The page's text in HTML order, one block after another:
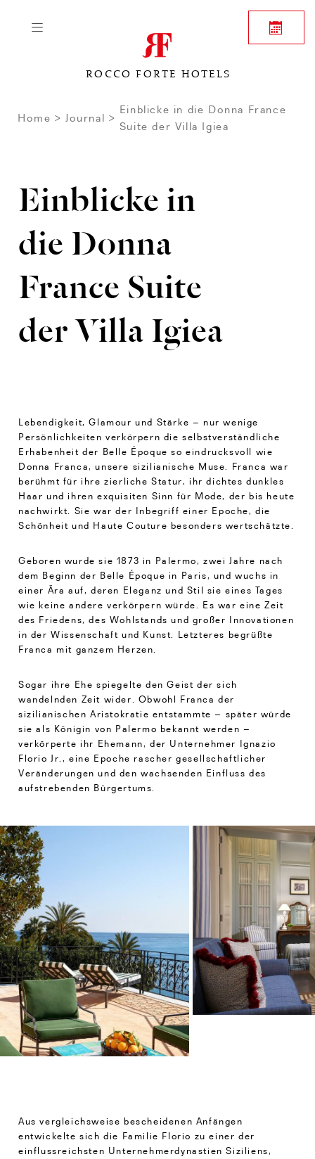
ROCCO FORTE HOTELS
Home Journal
Einblicke in die Donna France
Suite der Villa Igiea
Einblicke in
die Donna
France Suite
der Villa Igiea
Lebendigkeit, Glamour und Stärke – nur wenige
Persönlichkeiten verkörpern die selbstverständliche
Erhabenheit der Belle Époque so eindrucksvoll wie
Donna Franca, unsere sizilianische Muse. Franca war
berühmt für ihre zierliche Statur, ihr dichtes dunkles
Haar und ihren exquisiten Sinn für Mode, der bis heute
nachwirkt. Sie war der Inbegriff einer Epoche, die
Schönheit und Haute Couture besonders wertschätzte.
Geboren wurde sie 1873 in Palermo, zwei Jahre nach
dem Beginn der Belle Époque in Paris, und wuchs in
einer Ära auf, deren Eleganz und Stil sie eines Tages
wie keine andere verkörpern würde. Es war eine Zeit
des Friedens, des Wohlstands und großer Innovationen
in der Wissenschaft und Kunst. Letzteres begrüßte
Franca mit ganzem Herzen.
Sogar ihre Ehe spiegelte den Geist der sich
wandelnden Zeit wider. Obwohl Franca der
sizilianischen Aristokratie entstammte – später würde
sie als Königin von Palermo bekannt werden –
verkörperte ihr Ehemann, der Unternehmer Ignazio
Florio Jr., eine Epoche rascher gesellschaftlicher
Veränderungen und den wachsenden Einfluss des
aufstrebenden Bürgertums.
Aus vergleichsweise bescheidenen Anfängen
entwickelte sich die Familie Florio zu einer der
einflussreichsten Unternehmerdynastien Siziliens,